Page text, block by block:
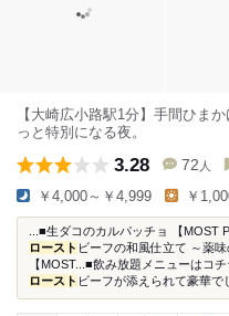
【大崎広小路駅1分】手間ひま
っと特別になる夜。
3.28 72 人
￥4,000～￥4,999 ￥
...■生ダコのカルパッチョ 【
ロースト ビーフの和風仕立て ～薬
【MOST...■飲み放題メニューはコ
ロースト ビーフが添えられて豪華で